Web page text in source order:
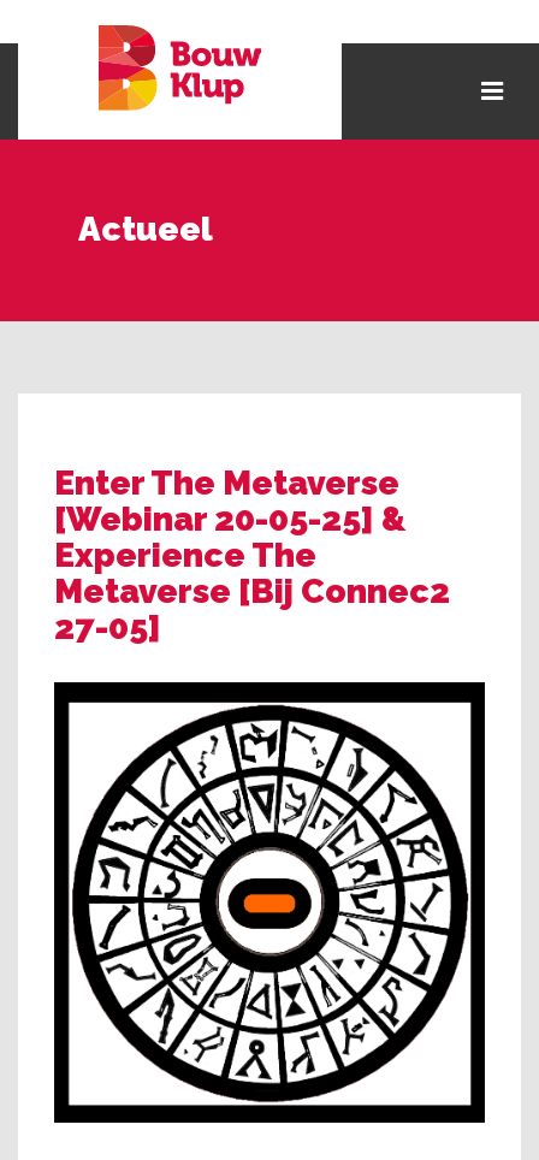
Actueel
Enter The Metaverse
[Webinar 20-05-25] &
Experience The
Metaverse [Bij Connec2
27-05]